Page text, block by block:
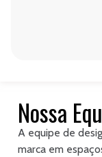
Nossa
A equipe de
marca em